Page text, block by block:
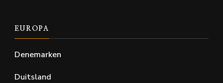
EUROPA
Denemarken
Duitsland